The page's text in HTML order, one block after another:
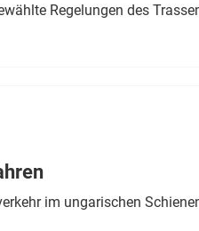
Regelungen des
im ungarischen